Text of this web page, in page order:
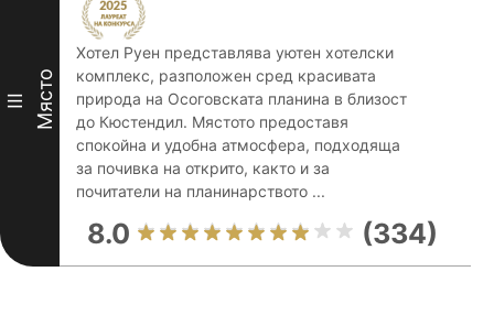
III Място
Хотел Руен представлява уютен хотелски
комплекс, разположен сред красивата
природа на Осоговската планина в близост
до Кюстендил. Мястото предоставя
спокойна и удобна атмосфера, подходяща
за почивка на открито, както и за
почитатели на планинарството ...
8.0 (334)